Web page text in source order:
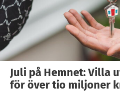
Juli på Hemnet: Villa
för över tio miljoner